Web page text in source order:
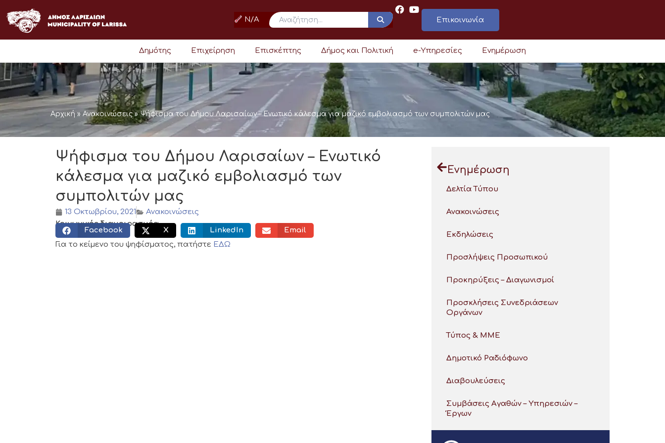
στο
περιεχόμενο
N/A Επικοινωνία
Δημότης Επιχείρηση Επισκέπτης Δήμος και Πολιτική e-Υπηρεσίες Ενημέρωση
Αρχική » Ανακοινώσεις»Ψήφισμα του Δήμου Λαρισαίων – Ενωτικό κάλεσμα για μαζικό εμβολιασμό των συμπολιτών μας
Ψήφισμα του Δήμου Λαρισαίων – Ενωτικό
κάλεσμα για μαζικό εμβολιασμό των
συμπολιτών μας
13 Οκτωβρίου, 2021
Ανακοινώσεις
Κοινωνικός διαμοιρασμός:
Facebook X LinkedIn
Email
Για το κείμενο του ψηφίσματος, πατήστε ΕΔΩ
Ενημέρωση
Δελτία Τύπου
Ανακοινώσεις
Εκδηλώσεις
Προσλήψεις Προσωπικού
Προκηρύξεις – Διαγωνισμοί
Προσκλήσεις Συνεδριάσεων
Οργάνων
Τύπος & ΜΜΕ
Δημοτικό Ραδιόφωνο
Διαβουλεύσεις
Συμβάσεις Αγαθών – Υπηρεσιών –
Έργων